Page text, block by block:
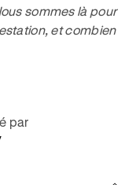
sommes là pour
et combien
par